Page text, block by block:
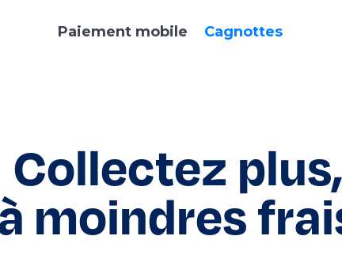
Paiement mobile Cagnottes
Collectez plus,
moindres